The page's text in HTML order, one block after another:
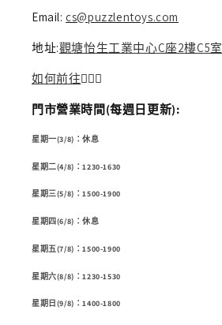
Email: cs@puzzlentoys.com
地址:觀塘怡生工業中心C座2樓C5室
如何前往🏃🏻‍♂️
門市營業時間(每週日更新):
星期一(3/8)：休息
星期二(4/8)：1230-1630
星期三(5/8)：1500-1900
星期四(6/8)：休息
星期五(7/8)：1500-1900
星期六(8/8)：1230-1530
星期日(9/8)：1400-1800